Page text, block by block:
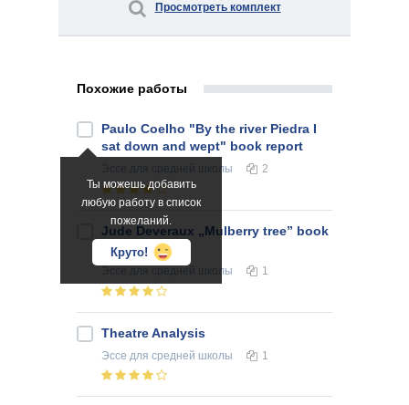
Просмотреть комплект
Похожие работы
Ты можешь добавить
любую работу в список
пожеланий.
Круто!
Paulo Coelho "By the river Piedra I
sat down and wept" book report
для средней школы 2
Jude Deveraux „Mulberry tree” book
report
для средней школы 1
Theatre Analysis
Эссе для средней школы 1